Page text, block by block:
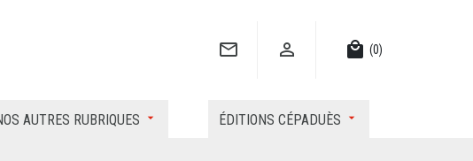
  local_mall (0)
AUTRES RUBRIQUES ÉDITIONS CÉPADUÈS